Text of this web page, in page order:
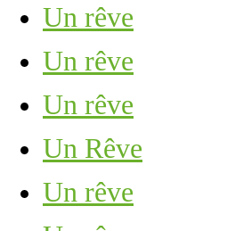
Un rêve
Un rêve
Un rêve
Un Rêve
Un rêve